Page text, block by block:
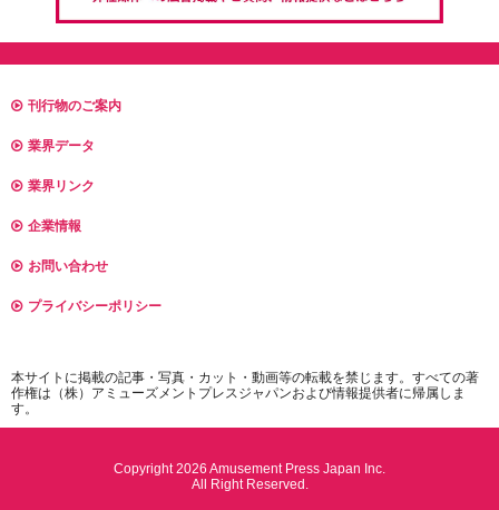
刊行物のご案内
業界データ
業界リンク
企業情報
お問い合わせ
プライバシーポリシー
本サイトに掲載の記事・写真・カット・動画等の転載を禁じます。すべての著
作権は（株）アミューズメントプレスジャパンおよび情報提供者に帰属しま
す。
Copyright 2026 Amusement Press Japan Inc.
All Right Reserved.